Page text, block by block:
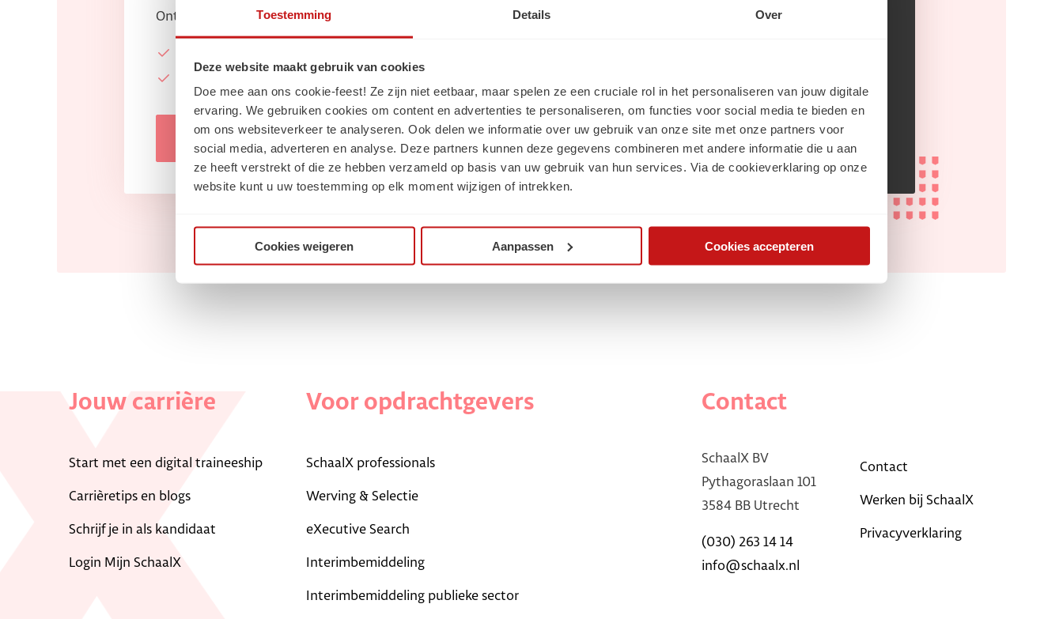
Toestemming Details Over
Deze website maakt gebruik van cookies
Doe mee aan ons cookie-feest! Ze zijn niet eetbaar, maar spelen ze een cruciale rol in het personaliseren van jouw digitale
ervaring. We gebruiken cookies om content en advertenties te personaliseren, om functies voor social media te bieden en
om ons websiteverkeer te analyseren. Ook delen we informatie over uw gebruik van onze site met onze partners voor
social media, adverteren en analyse. Deze partners kunnen deze gegevens combineren met andere informatie die u aan
ze heeft verstrekt of die ze hebben verzameld op basis van uw gebruik van hun services. Via de cookieverklaring op onze
website kunt u uw toestemming op elk moment wijzigen of intrekken.
Cookies weigeren Aanpassen Cookies accepteren
Ontvang elke maand de laatste:
Carrièretips, blogs & nieuws
Volg ons op Linkedin
Volg ons opInstagram
Jouw carrière
Start met een digital traineeship
Carrièretips en blogs
Schrijf je in als kandidaat
Login Mijn SchaalX
Voor opdrachtgevers
SchaalX professionals
Werving & Selectie
eXecutive Search
Interimbemiddeling
Interimbemiddeling publieke sector
Contact
SchaalX BV
Pythagoraslaan 101
3584 BB Utrecht
(030) 263 14 14
info@schaalx.nl
Contact
Werken bij SchaalX
Privacyverklaring